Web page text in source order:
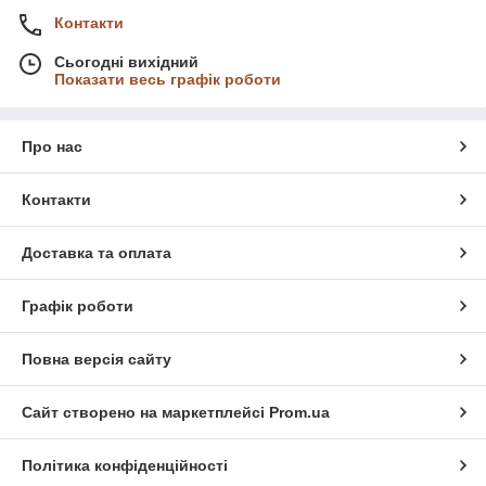
Третє покоління Мерседес Спрінтер(
2018 - сьогодні) Автомобілі мають версії з переднім та
повним приводом, коробки передач, які
Контакти
Сьогодні вихідний
Показати весь графік роботи
Про нас
Контакти
Доставка та оплата
Графік роботи
Повна версія сайту
Сайт створено на маркетплейсі Prom.ua
Політика конфіденційності